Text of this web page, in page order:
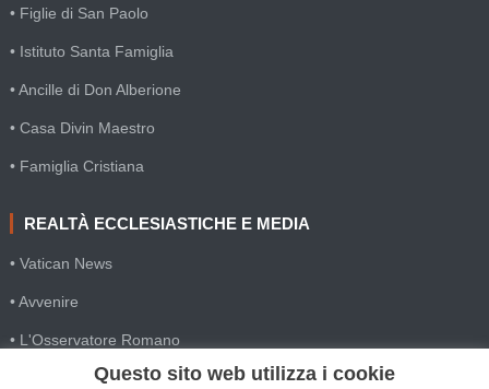
• Figlie di San Paolo
• Istituto Santa Famiglia
• Ancille di Don Alberione
• Casa Divin Maestro
• Famiglia Cristiana
REALTÀ ECCLESIASTICHE E MEDIA
• Vatican News
• Avvenire
• L'Osservatore Romano
• SIR Agenzia d'informazione
Questo sito web utilizza i cookie